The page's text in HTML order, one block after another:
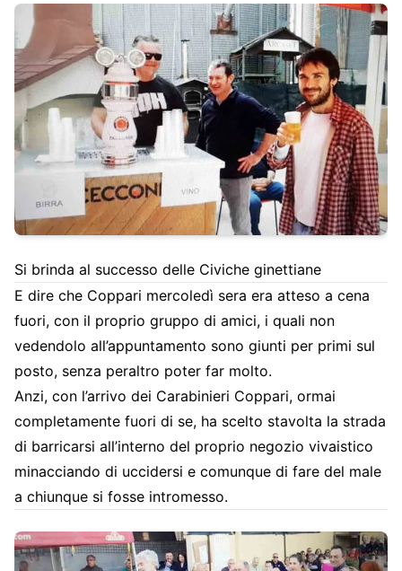
Si brinda al successo delle Civiche ginettiane
E dire che Coppari mercoledì sera era atteso a cena
fuori, con il proprio gruppo di amici, i quali non
vedendolo all’appuntamento sono giunti per primi sul
posto, senza peraltro poter far molto.
Anzi, con l’arrivo dei Carabinieri Coppari, ormai
completamente fuori di se, ha scelto stavolta la strada
di barricarsi all’interno del proprio negozio vivaistico
minacciando di uccidersi e comunque di fare del male
a chiunque si fosse intromesso.